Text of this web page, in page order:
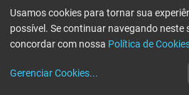
Usamos cookies para tornar sua
possível. Se continuar navegando neste
concordar com nossa Política de
Gerenciar Cookies...
Erro ao enviar informações, por favor